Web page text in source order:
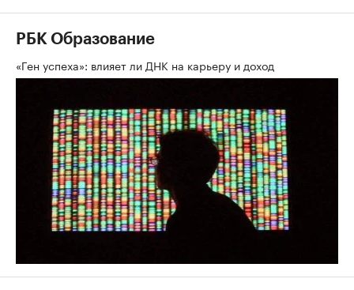
РБК Образование
«Ген успеха»: влияет ли ДНК на карьеру и доход